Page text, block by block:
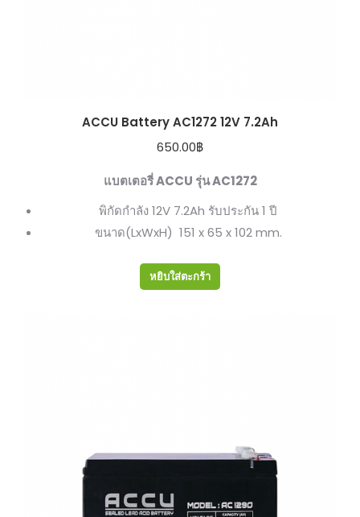
ACCU Battery AC1272 12V 7.2Ah
650.00฿
แบตเตอรี่ ACCU รุ่น AC1272
พิกัดกำลัง 12V 7.2Ah รับประกัน 1 ปี
ขนาด(LxWxH) 151 x 65 x 102 mm.
หยิบใส่ตะกร้า